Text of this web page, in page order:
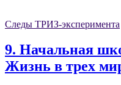
Следы ТРИЗ-эксперимента
9. Начальная
Жизнь в трех